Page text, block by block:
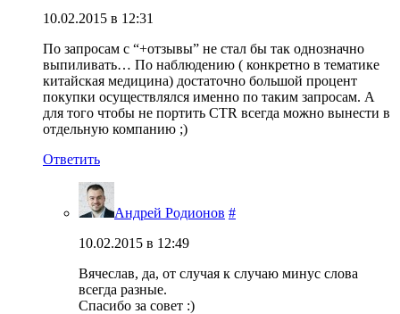
10.02.2015 в 12:31
По запросам с “+отзывы” не стал бы так однозначно
выпиливать… По наблюдению ( конкретно в тематике
китайская медицина) достаточно большой процент
покупки осуществлялся именно по таким запросам. А
для того чтобы не портить CTR всегда можно вынести в
отдельную компанию ;)
Ответить
Андрей Родионов #
10.02.2015 в 12:49
Вячеслав, да, от случая к случаю минус слова
всегда разные.
Спасибо за совет :)